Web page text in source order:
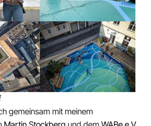
gemeinsam mit meinem